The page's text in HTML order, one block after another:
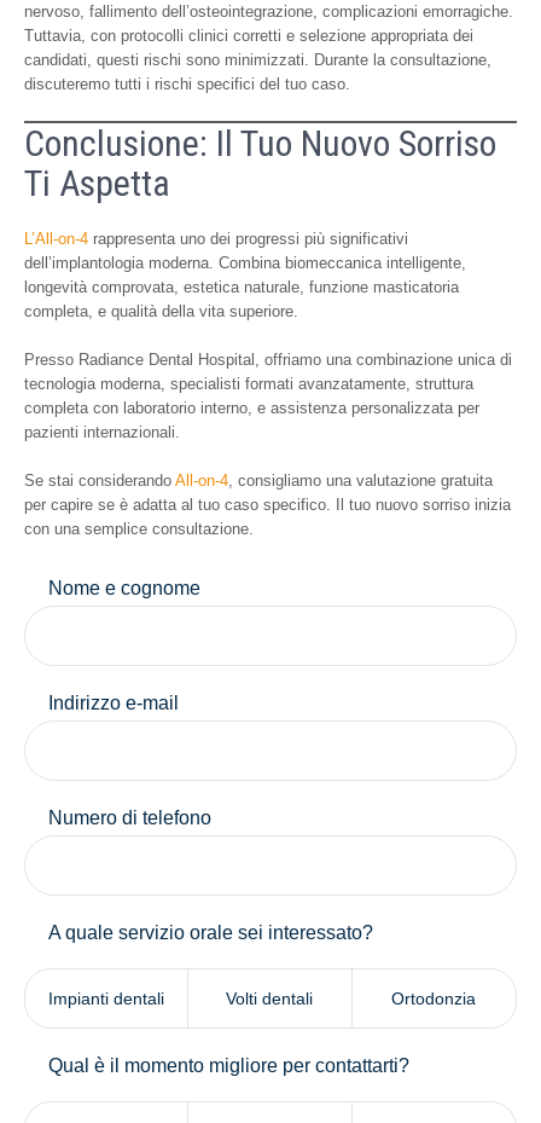
nervoso, fallimento dell’osteointegrazione, complicazioni emorragiche.
Tuttavia, con protocolli clinici corretti e selezione appropriata dei
candidati, questi rischi sono minimizzati. Durante la consultazione,
discuteremo tutti i rischi specifici del tuo caso.
Conclusione: Il Tuo Nuovo Sorriso
Ti Aspetta
L’All-on-4 rappresenta uno dei progressi più significativi
dell’implantologia moderna. Combina biomeccanica intelligente,
longevità comprovata, estetica naturale, funzione masticatoria
completa, e qualità della vita superiore.
Presso Radiance Dental Hospital, offriamo una combinazione unica di
tecnologia moderna, specialisti formati avanzatamente, struttura
completa con laboratorio interno, e assistenza personalizzata per
pazienti internazionali.
Se stai considerando All-on-4 , consigliamo una valutazione gratuita
per capire se è adatta al tuo caso specifico. Il tuo nuovo sorriso inizia
con una semplice consultazione.
Nome e cognome
Indirizzo e-mail
Numero di telefono
A quale servizio orale sei interessato?
Impianti dentali Volti dentali Ortodonzia
Qual è il momento migliore per contattarti?